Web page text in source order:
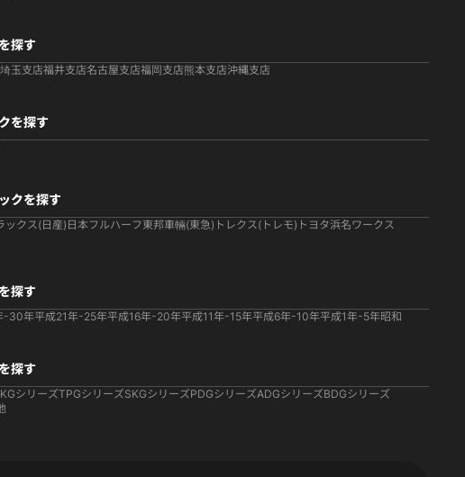
探す
埼玉支店福井支店名古屋支店福岡支店熊本支店沖縄支店
を探す
クを探す
ックス(日産)日本フルハーフ 東邦車輛(東急) トレクス(トレモ) トヨタ浜名ワークス
探す
-30年平成21年-25年平成16年-20年平成11年-15年平成6年-10年平成1年-5年昭和
探す
シリーズTPGシリーズSKGシリーズPDGシリーズADGシリーズBDGシリーズ